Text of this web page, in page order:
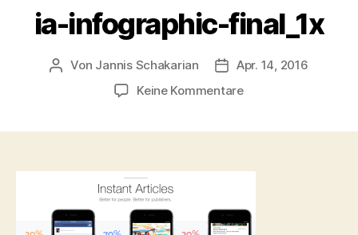
ia-infographic-final_1x
Beitragsautor
Von Jannis Schakarian
Apr. 14, 2016
Keine Kommentarezu